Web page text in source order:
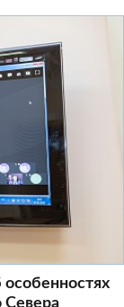
Севера